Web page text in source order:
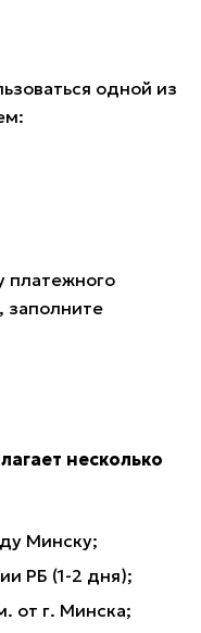
одной из
платежного
заполните
несколько
Минску;
РБ (1-2 дня);
от г. Минска;